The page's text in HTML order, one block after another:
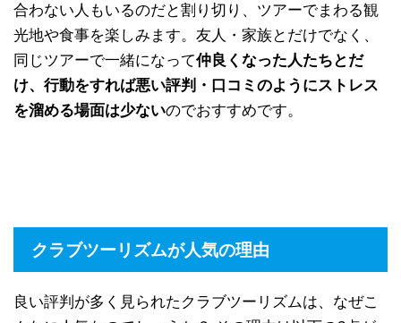
合わない人もいるのだと割り切り、ツアーでまわる観
光地や食事を楽しみます。友人・家族とだけでなく、
同じツアーで一緒になって仲良くなった人たちとだ
け、行動をすれば悪い評判・口コミのようにストレス
を溜める場面は少ないのでおすすめです。
クラブツーリズムが人気の理由
良い評判が多く見られたクラブツーリズムは、なぜこ